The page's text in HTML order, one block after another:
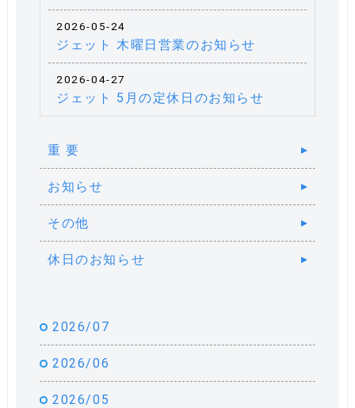
2026-05-24
ジェット 木曜日営業のお知らせ
2026-04-27
ジェット 5月の定休日のお知らせ
重 要
お知らせ
その他
休日のお知らせ
2026/07
2026/06
2026/05